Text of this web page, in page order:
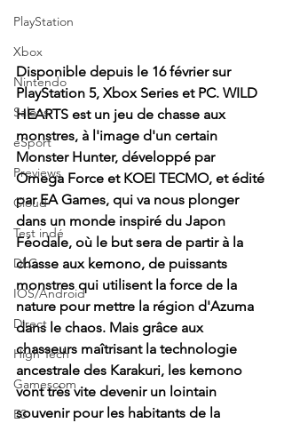
PlayStation
Xbox
Nintendo
Salons
eSport
Previews
Cloud
Test indé
DLC
IOS/Android
Direct
High Tech
Gamescom
E3
Disponible depuis le 16 février sur
PlayStation 5, Xbox Series et PC. WILD
HEARTS est un jeu de chasse aux
monstres, à l'image d'un certain
Monster Hunter, développé par
Omega Force et KOEI TECMO, et édité
par EA Games, qui va nous plonger
dans un monde inspiré du Japon
Féodale, où le but sera de partir à la
chasse aux kemono, de puissants
monstres qui utilisent la force de la
nature pour mettre la région d'Azuma
dans le chaos. Mais grâce aux
chasseurs maîtrisant la technologie
ancestrale des Karakuri, les kemono
vont très vite devenir un lointain
souvenir pour les habitants de la